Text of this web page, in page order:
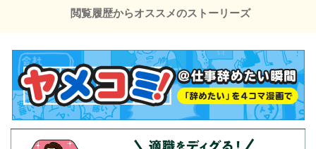
閲覧履歴からオススメのストーリーズ